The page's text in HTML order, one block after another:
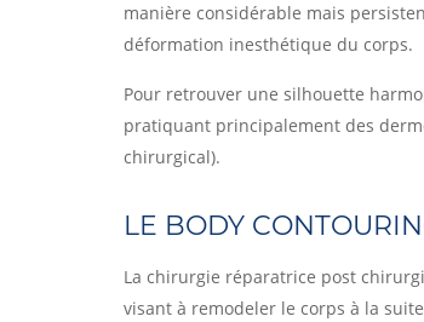
manière considérable mais
déformation inesthétique du corps.
Pour retrouver une silhouette
pratiquant principalement des
chirurgical).
LE BODY
La chirurgie réparatrice post
visant à remodeler le corps à la